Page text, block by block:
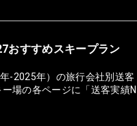
おすすめスキープラン
-2025年）の旅行会社別送客
場の各ページに「送客実績N